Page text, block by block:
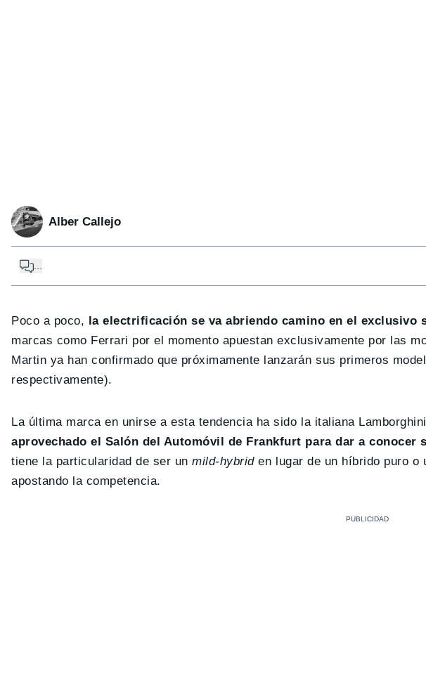
Alber Callejo
...
Poco a poco, la electrificación se va abriendo camino en el exclusivo
marcas como Ferrari por el momento apuestan exclusivamente por las
Martin ya han confirmado que próximamente lanzarán sus primeros
respectivamente).
La última marca en unirse a esta tendencia ha sido la italiana
aprovechado el Salón del Automóvil de Frankfurt para dar a
tiene la particularidad de ser unmild-hybriden lugar de un híbrido puro o
apostando la competencia.